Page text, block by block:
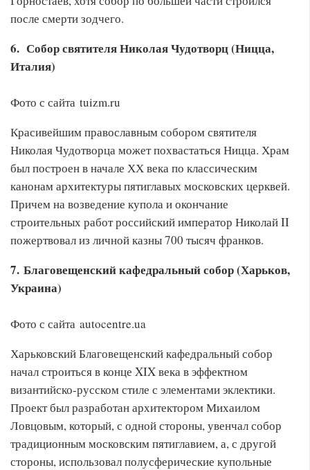
после смерти зодчего.
6. Собор святителя Николая Чудотворц (Ницца,
Италия)
Фото с сайта tuizm.ru
Красивейшим православным собором святителя
Николая Чудотворца может похвастаться Ницца. Храм
был построен в начале ХХ века по классическим
канонам архитектуры пятиглавых московских церквей.
Причем на возведение купола и окончание
строительных работ российский император Николай II
пожертвовал из личной казны 700 тысяч франков.
7. Благовещенский кафедральный собор (Харьков,
Украина)
Фото с сайта autocentre.ua
Харьковский Благовещенский кафедральный собор
начал строиться в конце XIX века в эффектном
византийско-русском стиле с элементами эклектики.
Проект был разработан архитектором Михаилом
Ловцовым, который, с одной стороны, увенчал собор
традиционным московским пятиглавием, а, с другой
стороны, использовал полусферические купольные